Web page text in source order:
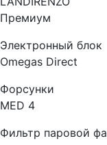
Премиум
Электронный блок
Omegas Direct
Форсунки
MED 4
Фильтр паровой